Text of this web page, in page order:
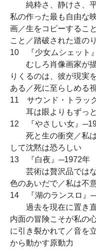
純粋さ、静けさ、平
私の作った最も自由な
画／生をコピーするこ
こと／踏破された道のり
10 『少女ムシェット
むしろ肖像画家が描
りくるのは、彼が現実
ある／死に至らしめる
11 サウンド・トラッ
耳は眼よりもずっと
12 『やさしい女』
死と生の衝突／私は
して沈黙は恐ろしい
13 『白夜』─1972年
芸術は贅沢品ではな
色のあいだで／私は不
14 『湖のランスロ』
過去を現在に置き直
内面の冒険こそが私の
に引き裂かれて／音を
から動かす原動力